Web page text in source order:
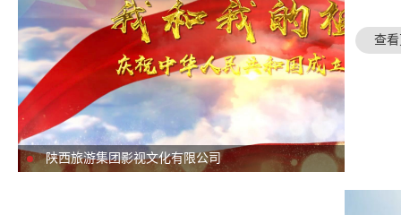
陕西旅游集团影视文化有限公司
查